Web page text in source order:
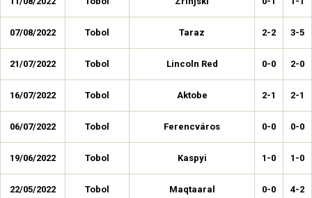
07/08/2022 Tobol Taraz 2-2 3-5
21/07/2022 Tobol Lincoln Red 0-0 2-0
16/07/2022 Tobol Aktobe 2-1 2-1
06/07/2022 Tobol Ferencváros 0-0 0-0
19/06/2022 Tobol Kaspyi 1-0 1-0
22/05/2022 Tobol Maqtaaral 0-0 4-2